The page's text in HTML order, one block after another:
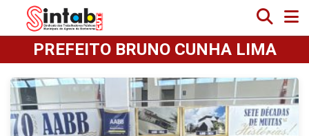
PREFEITO BRUNO CUNHA LIMA